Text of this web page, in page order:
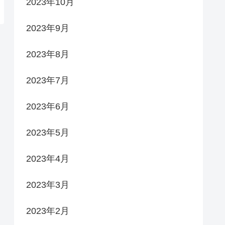
2023年9月
2023年8月
2023年7月
2023年6月
2023年5月
2023年4月
2023年3月
2023年2月